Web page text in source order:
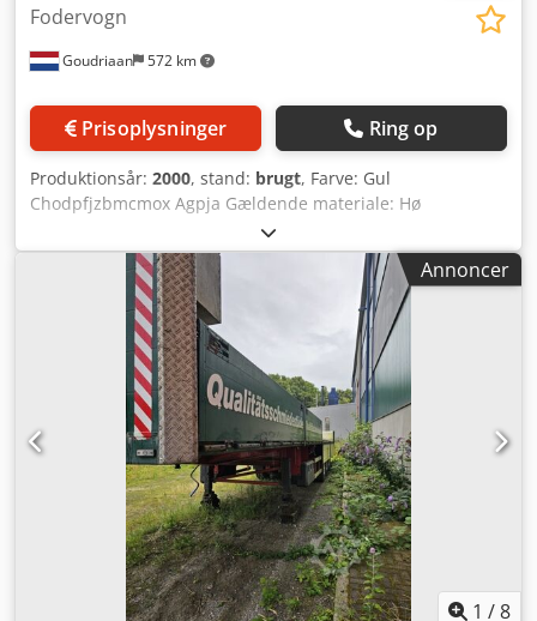
Goudriaan 572 km
Fodervogn
Prisoplysninger Ring op
Produktionsår: 2000, stand: brugt, Farve: Gul
Chodpfjzbmcmox Agpja Gældende materiale: Hø
Annoncer
1 /8